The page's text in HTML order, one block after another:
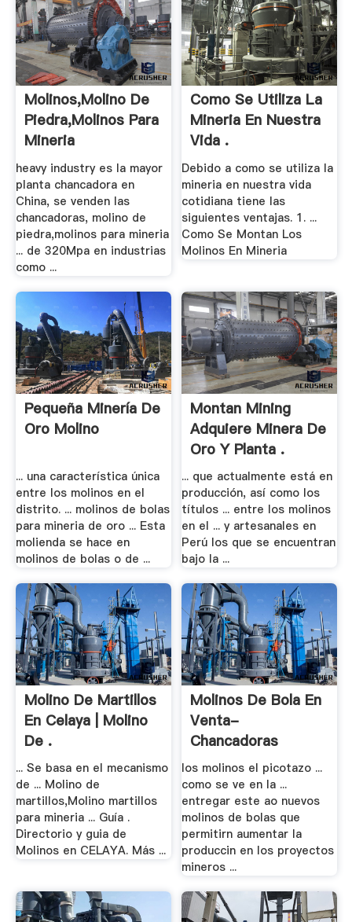
Molinos,Molino De
Piedra,Molinos Para
Mineria
heavy industry es la mayor
planta chancadora en
China, se venden las
chancadoras, molino de
piedra,molinos para mineria
... de 320Mpa en industrias
como ...
Como Se Utiliza La
Mineria En Nuestra
Vida .
Debido a como se utiliza la
mineria en nuestra vida
cotidiana tiene las
siguientes ventajas. 1. ...
Como Se Montan Los
Molinos En Mineria
Pequeña Minería De
Oro Molino
... una característica única
entre los molinos en el
distrito. ... molinos de bolas
para mineria de oro ... Esta
molienda se hace en
molinos de bolas o de ...
Montan Mining
Adquiere Minera De
Oro Y Planta .
... que actualmente está en
producción, así como los
títulos ... entre los molinos
en el ... y artesanales en
Perú los que se encuentran
bajo la ...
Molino De Martillos
En Celaya | Molino
De .
... Se basa en el mecanismo
de ... Molino de
martillos,Molino martillos
para mineria ... Guía .
Directorio y guia de
Molinos en CELAYA. Más ...
Molinos De Bola En
Venta-
Chancadoras
los molinos el picotazo ...
como se ve en la ...
entregar este ao nuevos
molinos de bolas que
permitirn aumentar la
produccin en los proyectos
mineros ...